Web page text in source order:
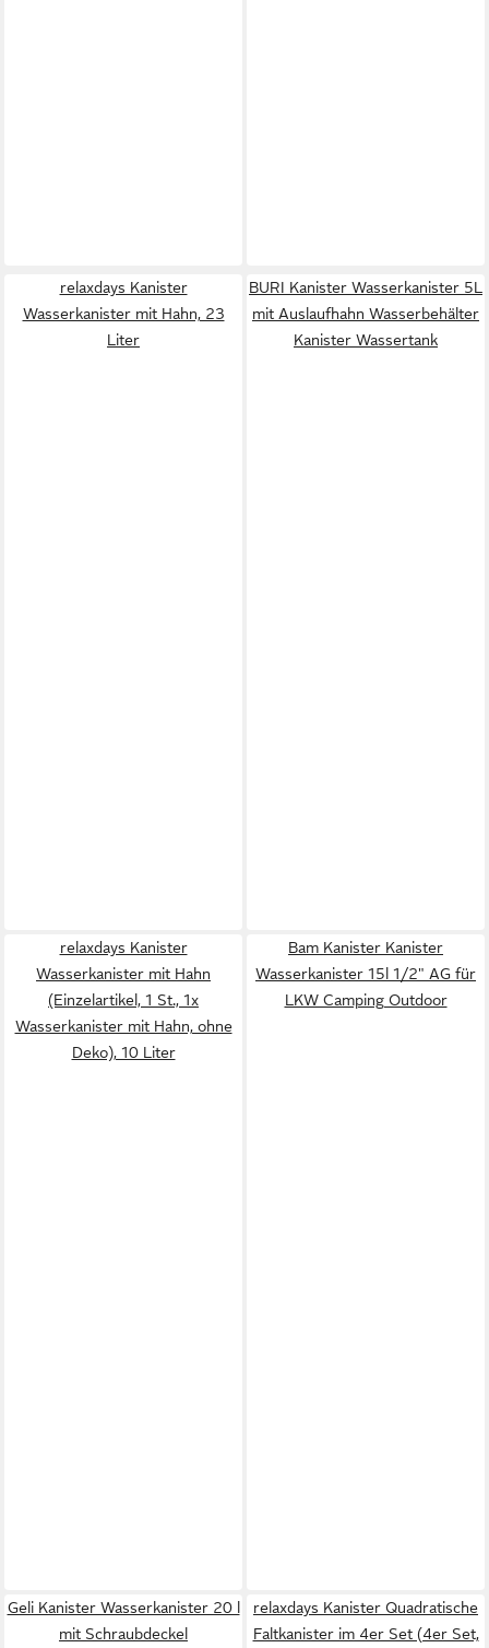
relaxdays Kanister
Wasserkanister mit Hahn, 23
Liter
BURI Kanister Wasserkanister 5L
mit Auslaufhahn Wasserbehälter
Kanister Wassertank
relaxdays Kanister
Wasserkanister mit Hahn
(Einzelartikel, 1 St., 1x
Wasserkanister mit Hahn, ohne
Deko), 10 Liter
Bam Kanister Kanister
Wasserkanister 15l 1/2" AG für
LKW Camping Outdoor
Geli Kanister Wasserkanister 20 l
mit Schraubdeckel
relaxdays Kanister Quadratische
Faltkanister im 4er Set (4er Set,